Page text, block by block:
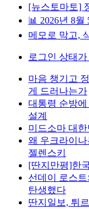
[뉴스토마토]
📊 2026년 8
메모로 막고,
로그인 상태
마음 챙기고
게 드러나는가
대통령 순방
설계
미드소마 대
왜 우크라이
젤렌스키
[딴지만평]한
선데이 로스
탄생했다
딴지일보, 튀